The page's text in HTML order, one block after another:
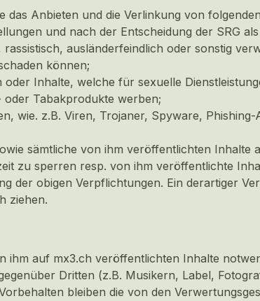
Anbieten und die Verlinkung von
und nach der Entscheidung der SRG
ausländerfeindlich oder sonstig
können;
Inhalte, welche für sexuelle
Tabakprodukte werben;
wie. z.B. Viren, Trojaner, Spyware,
sämtliche von ihm veröffentlichten Inhalte
zu sperren resp. von ihm veröffentlichte
der obigen Verpflichtungen. Ein derartiger
ziehen.
ihm auf mx3.ch veröffentlichten Inhalte
Dritten (z.B. Musikern, Label,
bleiben die von den